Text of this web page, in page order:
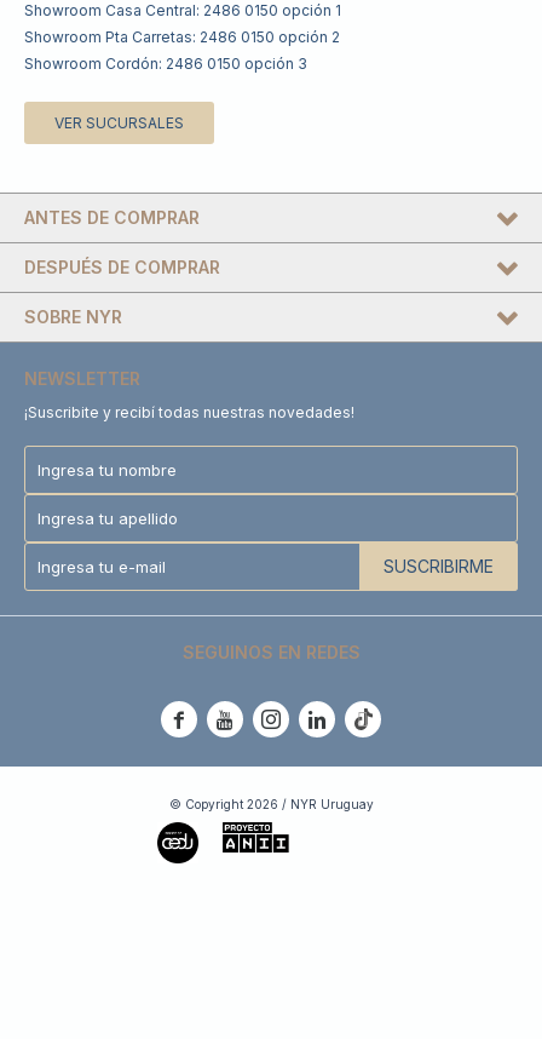
Showroom Casa Central: 2486 0150 opción 1
Showroom Pta Carretas: 2486 0150 opción 2
Showroom Cordón: 2486 0150 opción 3
VER SUCURSALES
DESPUÉS DE COMPRAR
SOBRE NYR
ANTES DE COMPRAR
NEWSLETTER
¡Suscribite y recibí todas nuestras novedades!
SUSCRIBIRME
SEGUINOS EN REDES
    
© Copyright 2026 / NYR Uruguay